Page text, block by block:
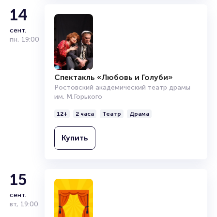
14
сент.
пн, 19:00
Спектакль «Любовь и Голуби»
Ростовский академический театр драмы
им. М.Горького
12+ 2 часа Театр Драма
Купить
15
сент.
вт, 19:00